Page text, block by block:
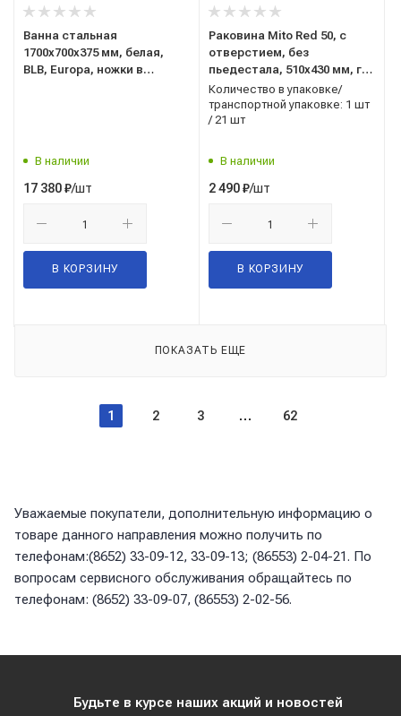
Ванна стальная
1700x700x375 мм, белая,
BLB, Europa, ножки в
В наличии
17 380₽/шт
В КОРЗИНУ
Раковина Mito Red 50, с
отверстием, без
пьедестала, 510x430 мм, г.
Сызрань
Количество в упаковке/
транспортной упаковке: 1 шт
/ 21 шт
В наличии
2 490₽/шт
В КОРЗИНУ
ПОКАЗАТЬ ЕЩЕ
1 2 3 62
Уважаемые покупатели, дополнительную информацию о
товаре данного направления можно получить по
телефонам:(8652) 33-09-12, 33-09-13; (86553) 2-04-21. По
вопросам сервисного обслуживания обращайтесь по
телефонам: (8652) 33-09-07, (86553) 2-02-56.
Будьте в курсе наших акций и новостей